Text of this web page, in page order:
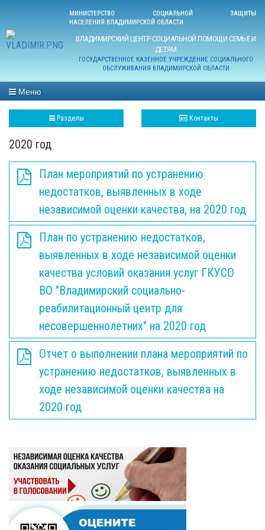
МИНИСТЕРСТВО СОЦИАЛЬНОЙ ЗАЩИТЫ
НАСЕЛЕНИЯ ВЛАДИМИРСКОЙ ОБЛАСТИ
ВЛАДИМИРСКИЙ ЦЕНТР СОЦИАЛЬНОЙ ПОМОЩИ СЕМЬЕ И
ДЕТЯМ
ГОСУДАРСТВЕННОЕ КАЗЕННОЕ УЧРЕЖДЕНИЕ СОЦИАЛЬНОГО
ОБСЛУЖИВАНИЯ ВЛАДИМИРСКОЙ ОБЛАСТИ
Меню
Разделы Контакты
2020 год
План мероприятий по устранению
недостатков, выявленных в ходе
независимой оценки качества, на 2020 год
План по устранению недостатков,
выявленных в ходе независимой оценки
качества условий оказания услуг ГКУСО
ВО "Владимирский социально-
реабилитационный центр для
несовершеннолетних" на 2020 год
Отчет о выполнении плана мероприятий по
устранению недостатков, выявленных в
ходе независимой оценки качества на
2020 год